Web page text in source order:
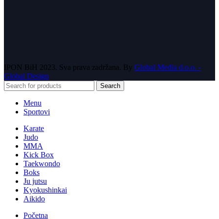
IPON BiH 2023. Sva prava zadržana. By Global Media d.o.o. -
Global Design
Search
Menu
Sportovi
Karate
Judo
MMA
Kick Box
Taekwondo
Boks
Ju jutsu
Kyokushinkai
Aikido
Početna